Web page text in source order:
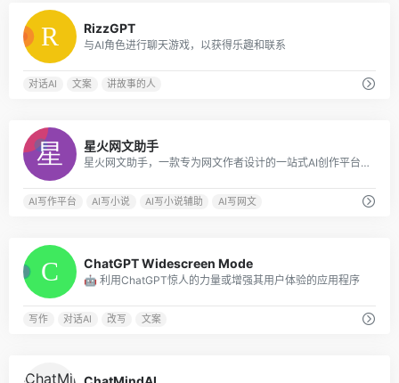
RizzGPT
与AI角色进行聊天游戏，以获得乐趣和联系
对话AI 文案 讲故事的人
星火网文助手
星火网文助手，一款专为网文作者设计的一站式AI创作平台，您只需要简单输入写作需求，可以是您的灵感或想法，星火网文助手便能迅速生成高质量的小说内容，让您的创作更加高效。提供多个AI辅助写作功能，包括提炼热榜、AI智能拆书、卡文灵感启发、细节描写、润色、续写、扩写等服务，免费使用，简单便捷高效
AI写作平台 AI写小说 AI写小说辅助 AI写网文
ChatGPT Widescreen Mode
🤖 利用ChatGPT惊人的力量或增强其用户体验的应用程序
写作 对话AI 改写 文案